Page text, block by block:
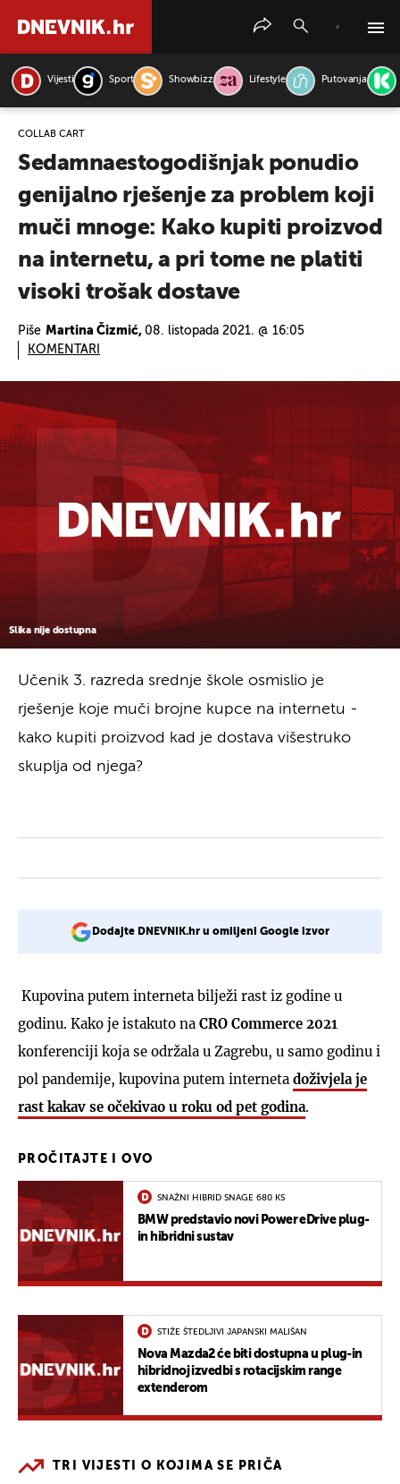
Vijesti Sport Showbizz Lifestyle Putovanja
COLLAB CART
Sedamnaestogodišnjak ponudio
genijalno rješenje za problem koji
muči mnoge: Kako kupiti proizvod
na internetu, a pri tome ne platiti
visoki trošak dostave
Piše Martina Čizmić, 08. listopada 2021. @ 16:05
KOMENTARI
Slika nije dostupna
Učenik 3. razreda srednje škole osmislio je
rješenje koje muči brojne kupce na internetu -
kako kupiti proizvod kad je dostava višestruko
skuplja od njega?
Dodajte DNEVNIK.hr u omiljeni Google izvor
Kupovina putem interneta bilježi rast iz godine u
godinu. Kako je istakuto na CRO Commerce 2021
konferenciji koja se održala u Zagrebu, u samo godinu i
pol pandemije, kupovina putem interneta doživjela je
rast kakav se očekivao u roku od pet godina.
PROČITAJTE I OVO
SNAŽNI HIBRID SNAGE 680 KS
BMW predstavio novi Power eDrive plug-
in hibridni sustav
STIŽE ŠTEDLJIVI JAPANSKI MALIŠAN
Nova Mazda2 će biti dostupna u plug-in
hibridnoj izvedbi s rotacijskim range
extenderom
TRI VIJESTI O KOJIMA SE PRIČA
PRETRAŽITE VIJESTI